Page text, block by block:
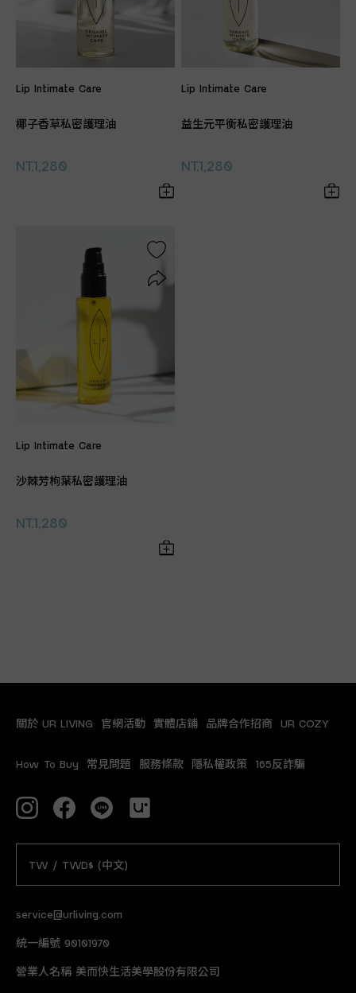
Lip Intimate Care
椰子香草私密護理油
NT.1,280
Lip Intimate Care
益生元平衡私密護理油
NT.1,280
Lip Intimate Care
沙棘芳枸葉私密護理油
NT.1,280
service@urliving.com
統一編號 90101970
營業人名稱 美而快生活美學股份有限公司
關於 UR LIVING 官網活動 實體店鋪 品牌合作招商 UR COZY
How To Buy 常見問題 服務條款 隱私權政策 165反詐騙
TW / TWD$ (中文)